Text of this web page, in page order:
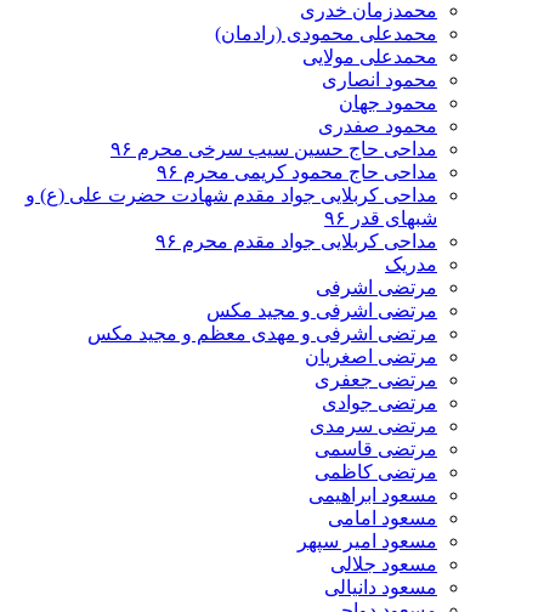
محمدزمان خدری
محمدعلی محمودی (رادمان)
محمدعلی مولایی
محمود انصاری
محمود جهان
محمود صفدری
مداحی حاج حسین سیب سرخی محرم ۹۶
مداحی حاج محمود کریمی محرم ۹۶
مداحی کربلایی جواد مقدم شهادت حضرت علی (ع) و
شبهای قدر ۹۶
مداحی کربلایی جواد مقدم محرم ۹۶
مدریک
مرتضی اشرفی
مرتضی اشرفی و مجید مکس
مرتضی اشرفی و مهدی معظم و مجید مکس
مرتضی اصغریان
مرتضی جعفری
مرتضی جوادی
مرتضی سرمدی
مرتضی قاسمی
مرتضی کاظمی
مسعود ابراهیمی
مسعود امامی
مسعود امیر سپهر
مسعود جلالی
مسعود دانیالی